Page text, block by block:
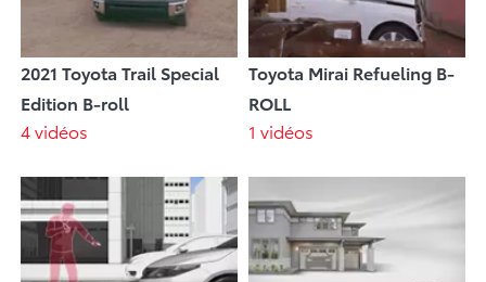
2021 Toyota Trail Special
Edition B-roll
4 vidéos
Toyota Mirai Refueling B-
ROLL
1 vidéos